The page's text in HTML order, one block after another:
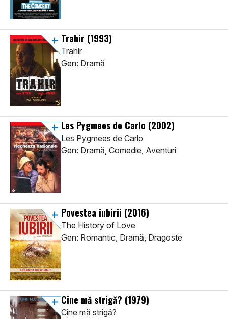
Trahir (1993)
Trahir
Gen: Dramă
Les Pygmees de Carlo (2002)
Les Pygmees de Carlo
Gen: Dramă, Comedie, Aventuri
Povestea iubirii (2016)
The History of Love
Gen: Romantic, Dramă, Dragoste
Cine mă strigă? (1979)
Cine mă strigă?